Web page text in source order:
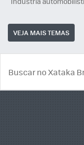
VEJA MAIS TEMAS